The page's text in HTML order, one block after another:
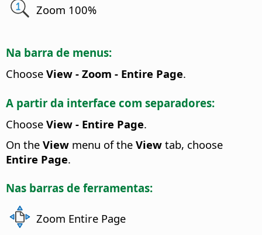
Zoom 100%
Na barra de menus:
Choose View - Zoom - Entire Page.
A partir da interface com separadores:
Choose View - Entire Page.
On the View menu of the View tab, choose
Entire Page.
Nas barras de ferramentas:
Zoom Entire Page